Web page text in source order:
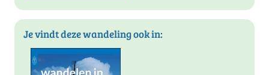
Je vindt deze wandeling ook in: